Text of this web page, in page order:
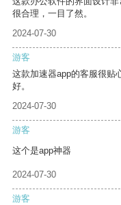
很合理，一目了然。
2024-07-30
游客
这款加速器app的客服很贴
好。
2024-07-30
游客
这个是app神器
2024-07-30
游客